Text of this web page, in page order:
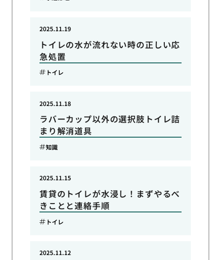
トイレの水が流れない時の正しい応
急処置
2025.11.19
トイレ
ラバーカップ以外の選択肢トイレ詰
まり解消道具
2025.11.18
知識
賃貸のトイレが水浸し！まずやるべ
きことと連絡手順
2025.11.15
トイレ
2025.11.12